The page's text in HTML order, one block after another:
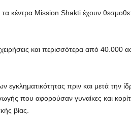
τα κέντρα Mission Shakti έχουν
και περισσότερα από 40.000
πριν και μετά την
που αφορούσαν γυναίκες και
βίας.